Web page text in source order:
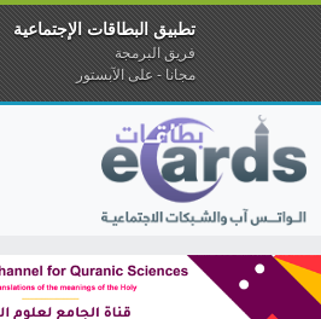
تطبيق البطاقات الإجتماعية
فريق البرمجة
مجانا - على الآبستور